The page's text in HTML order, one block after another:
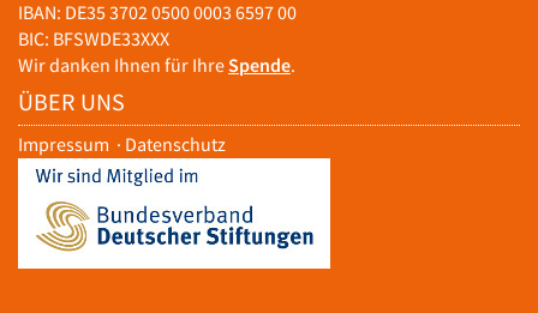
IBAN: DE35 3702 0500 0003 6597 00
BIC: BFSWDE33XXX
Wir danken Ihnen für IhreSpende.
ÜBER UNS
Impressum · Datenschutz